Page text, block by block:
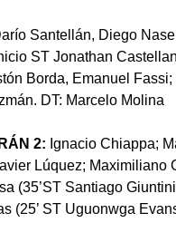
Santellán, Diego
ST Jonathan
Borda, Emanuel Fassi;
DT: Marcelo Molina
2: Ignacio Chiappa;
Lúquez; Maximiliano
(35’ST Santiago
(25’ ST Uguonwga